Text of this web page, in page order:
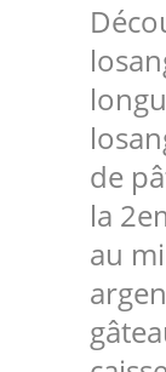
de
la
au